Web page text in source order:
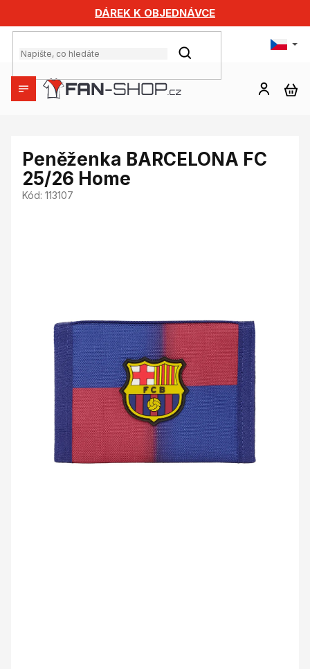
obsah
DÁREK K OBJEDNÁVCE
HLEDAT
Peněženka BARCELONA FC
25/26 Home
Kód: 113107